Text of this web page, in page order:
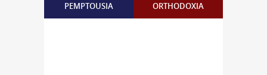
PEMPTOUSIA ORTHODOXIA